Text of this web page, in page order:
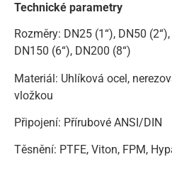
Technické parametry
Rozměry: DN25 (1“), DN50
DN150 (6“), DN200 (8“)
Materiál: Uhlíková ocel,
vložkou
Připojení: Přírubové ANSI/DIN
Těsnění: PTFE, Viton, FPM,